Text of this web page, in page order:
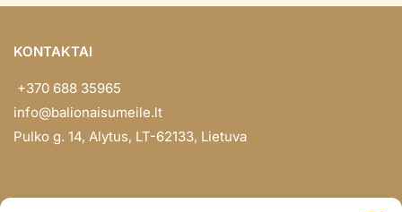
KONTAKTAI
+370 688 35965
info@balionaisumeile.lt
Pulko g. 14, Alytus, LT-62133, Lietuva